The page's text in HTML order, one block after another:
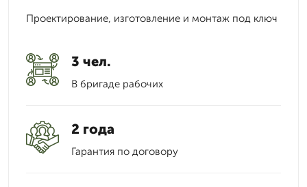
Проектирование, изготовление и монтаж под ключ
3 чел.
В бригаде рабочих
2 года
Гарантия по договору